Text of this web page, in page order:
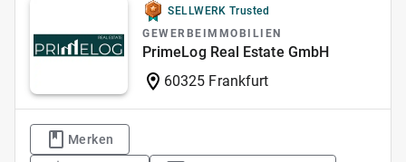
SELLWERK Trusted
GEWERBEIMMOBILIEN
PrimeLog Real Estate GmbH
60325 Frankfurt
Merken